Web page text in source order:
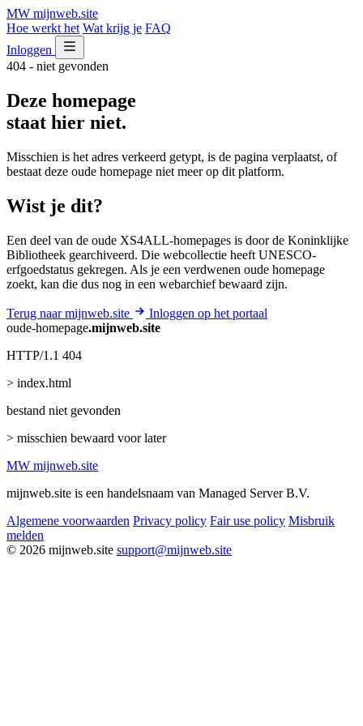
MW mijnweb.site
Hoe werkt het Wat krijg je FAQ
Inloggen
404 - niet gevonden
Deze homepage
staat hier niet.
Misschien is het adres verkeerd getypt, is de pagina verplaatst, of
bestaat deze oude homepage niet meer op dit platform.
Wist je dit?
Een deel van de oude XS4ALL-homepages is door de Koninklijke
Bibliotheek gearchiveerd. Die webcollectie heeft UNESCO-
erfgoedstatus gekregen. Als je een verdwenen oude homepage
zoekt, kan die dus nog in een webarchief bewaard zijn.
Terug naar mijnweb.site
Inloggen op het portaal
oude-homepage.mijnweb.site
HTTP/1.1 404
> index.html
bestand niet gevonden
> misschien bewaard voor later
MW mijnweb.site
mijnweb.site is een handelsnaam van Managed Server B.V.
Algemene voorwaarden Privacy policy Fair use policy Misbruik
melden
© 2026 mijnweb.site support@mijnweb.site